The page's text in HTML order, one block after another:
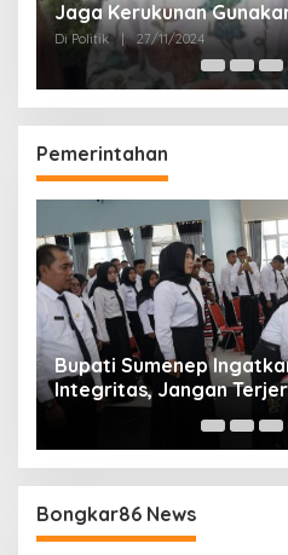
Jaga Kerukunan
2024
Di Politik | 27/11/2024
Pemerintahan
Bupati Sumenep
Integritas, Jangan
dan Judi Online
Bongkar86 News